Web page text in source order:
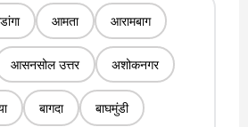
आमता आरामबाग
आसनसोल उत्तर अशोकनगर
बागदा बाघमुंडी